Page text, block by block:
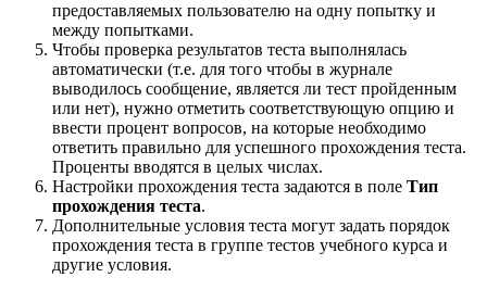
предоставляемых пользователю на одну попытку и
между попытками.
Чтобы проверка результатов теста выполнялась
автоматически (т.е. для того чтобы в журнале
выводилось сообщение, является ли тест пройденным
или нет), нужно отметить соответствующую опцию и
ввести процент вопросов, на которые необходимо
ответить правильно для успешного прохождения теста.
Проценты вводятся в целых числах.
Настройки прохождения теста задаются в поле Тип
прохождения теста.
Дополнительные условия теста могут задать порядок
прохождения теста в группе тестов учебного курса и
другие условия.